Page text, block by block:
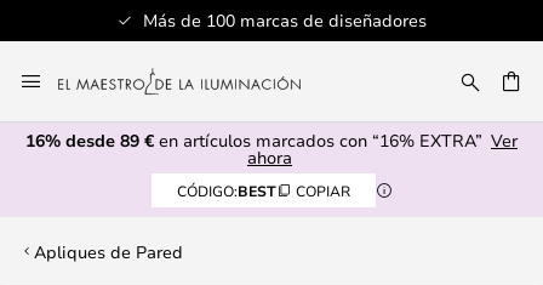
Más de 100 marcas de diseñadores
al
contenido
16% desde 89 € en artículos marcados con “16% EXTRA” Ver
ahora
CÓDIGO:BEST COPIAR
Apliques de Pared